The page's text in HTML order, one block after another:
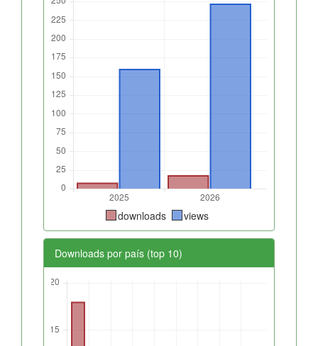
downloads views
Downloads por país (top 10)